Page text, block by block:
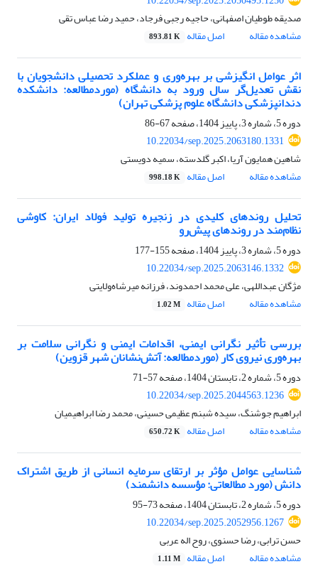
صدیقه طوطیان اصفهانی، حاجیه رجبی فرجاد، حمید رضا عباس تقی
مشاهده مقاله
اصل مقاله 893.81 K
اثر عوامل انگیزشی بر بهره‌وری و عملکرد تحصیلی دانشجویان با
نقش تعدیل‌گر سال ورود به دانشگاه (موردمطالعه: دانشکده
دندانپزشکی دانشگاه علوم پزشکی تهران)
دوره 5، شماره 3، پاییز 1404، صفحه
67-86
10.22034/sep.2025.2063180.1331
شاهین همایون آریا، اکبر گلدسته، سمیه دویستی
مشاهده مقاله
اصل مقاله 998.18 K
تحلیل روندهای کلیدی در زنجیره تولید فولاد ایران: کاوشی
نظام‌مند در روندهای پیش‌رو
دوره 5، شماره 3، پاییز 1404، صفحه
155-177
10.22034/sep.2025.2063146.1332
مژگان عبداللهی، علی محمد احمدوند، فرزانه میرشاه‌ولایتی
مشاهده مقاله
اصل مقاله 1.02 M
بررسی تأثیر نگرانی ایمنی، اقدامات ایمنی و نگرانی سلامت بر
بهره‌وری نیروی کار (موردمطالعه: آتش‌نشانان شهر قزوین)
دوره 5، شماره 2، تابستان 1404، صفحه
57-71
10.22034/sep.2025.2044563.1236
ابراهیم جوشنگ، سیده شبنم عظیمی حسینی، محمد رضا ابراهیمیان
مشاهده مقاله
اصل مقاله 650.72 K
شناسایی عوامل مؤثر بر ارتقای سرمایه انسانی از طریق اشتراک
دانش (مورد مطالعاتی: مؤسسه دانشمند)
دوره 5، شماره 2، تابستان 1404، صفحه
73-95
10.22034/sep.2025.2052956.1267
حسن ترابی، رضا حسنوی، روح اله عربی
مشاهده مقاله
اصل مقاله 1.11 M